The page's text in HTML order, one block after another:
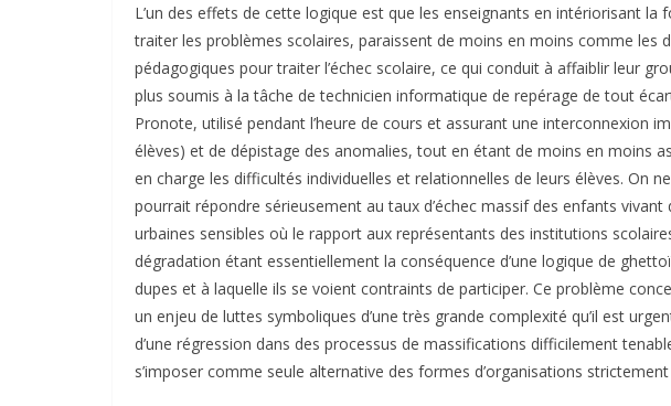
L’un des effets de cette logique est que les enseignants en intériorisant
traiter les problèmes scolaires, paraissent de moins en moins comme les
pédagogiques pour traiter l’échec scolaire, ce qui conduit à affaiblir leur
plus soumis à la tâche de technicien informatique de repérage de tout
Pronote, utilisé pendant l’heure de cours et assurant une interconnexion
élèves) et de dépistage des anomalies, tout en étant de moins en moins
en charge les difficultés individuelles et relationnelles de leurs élèves. On
pourrait répondre sérieusement au taux d’échec massif des enfants vivant
urbaines sensibles où le rapport aux représentants des institutions
dégradation étant essentiellement la conséquence d’une logique de
dupes et à laquelle ils se voient contraints de participer. Ce problème
un enjeu de luttes symboliques d’une très grande complexité qu’il est
d’une régression dans des processus de massifications difficilement
s’imposer comme seule alternative des formes d’organisations